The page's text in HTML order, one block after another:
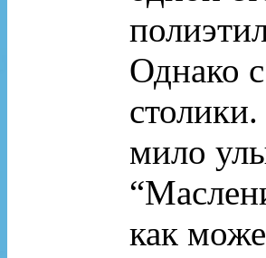
Однако
мило
как